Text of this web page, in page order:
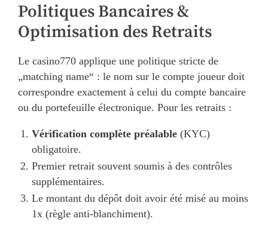
Politiques Bancaires &
Optimisation des Retraits
Le casino770 applique une politique stricte de
„matching name“ : le nom sur le compte joueur doit
correspondre exactement à celui du compte bancaire
ou du portefeuille électronique. Pour les retraits :
Vérification complète préalable (KYC)
obligatoire.
Premier retrait souvent soumis à des contrôles
supplémentaires.
Le montant du dépôt doit avoir été misé au moins
1x (règle anti-blanchiment).